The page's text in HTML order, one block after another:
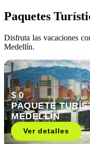
Paquetes
Disfruta las vacaciones
Medellín.
$ 0
PAQUETE
MEDELLÍN
Ver detalles